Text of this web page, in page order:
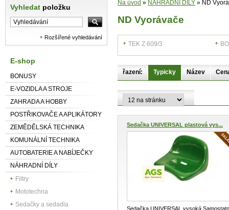
Vyhledat položku
Rozšířené vyhledávání
E-shop
BONUSY
E-VOZIDLA A STROJE
ZAHRADA A HOBBY
POSTŘIKOVAČE A APLIKÁTORY
ZEMĚDĚLSKÁ TECHNIKA
KOMUNÁLNÍ TECHNIKA
AUTOBATERIE A NABÍJEČKY
NÁHRADNÍ DÍLY
Filtry
Mototechna
Sedačky a sedadla
Na úvod » NÁHRADNÍ DÍLY » ND
ND Vyorávače
TEK Z 609/3
řazení: Typicky Název
Sedačka UNIVERSAL plastová vys...
Sedačka UNIVERSAL vysoká